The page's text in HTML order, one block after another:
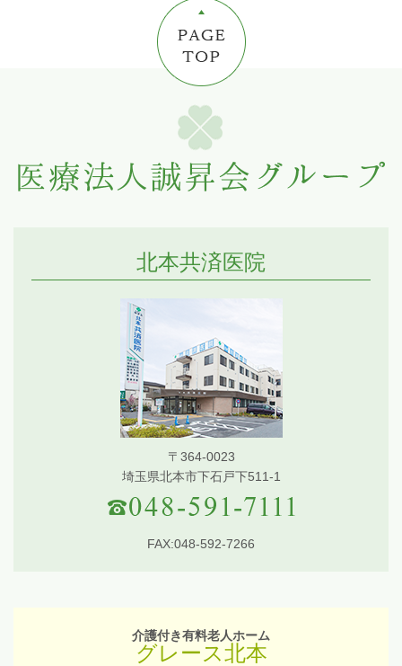
北本共済医院
〒364-0023
埼玉県北本市下石戸下511-1
FAX:048-592-7266
介護付き有料老人ホーム
グレース北本